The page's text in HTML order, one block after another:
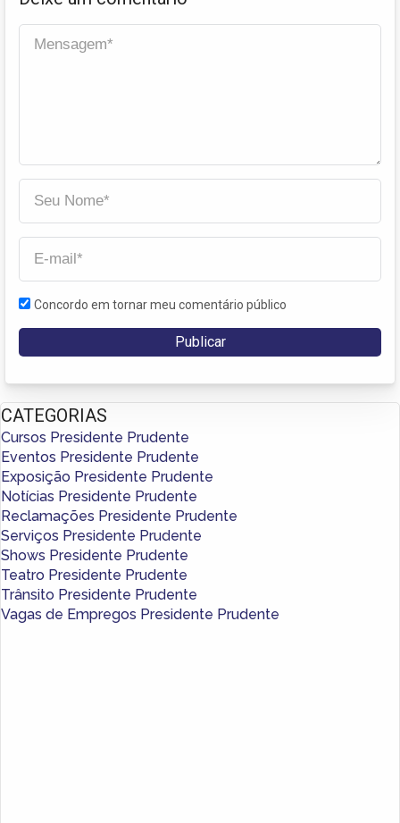
Concordo em tornar meu comentário público
CATEGORIAS
Cursos Presidente Prudente
Eventos Presidente Prudente
Exposição Presidente Prudente
Notícias Presidente Prudente
Reclamações Presidente Prudente
Serviços Presidente Prudente
Shows Presidente Prudente
Teatro Presidente Prudente
Trânsito Presidente Prudente
Vagas de Empregos Presidente Prudente